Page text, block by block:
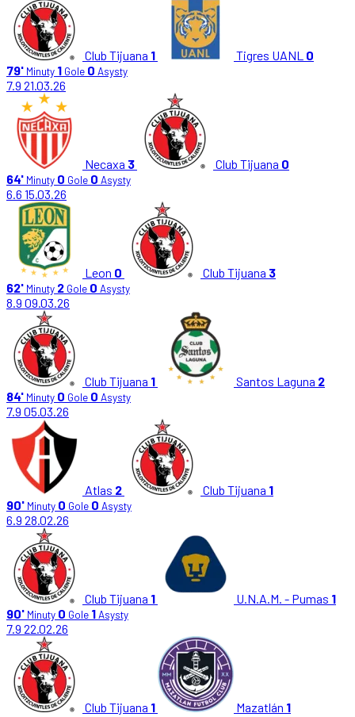
Club Tijuana 1 Tigres UANL 0
79' Minuty 1 Gole 0 Asysty
7.9 21.03.26
Necaxa 3 Club Tijuana 0
64' Minuty 0 Gole 0 Asysty
6.6 15.03.26
Leon 0 Club Tijuana 3
62' Minuty 2 Gole 0 Asysty
8.9 09.03.26
Club Tijuana 1 Santos Laguna 2
84' Minuty 0 Gole 0 Asysty
7.9 05.03.26
Atlas 2 Club Tijuana 1
90' Minuty 0 Gole 0 Asysty
6.9 28.02.26
Club Tijuana 1 U.N.A.M. - Pumas 1
90' Minuty 0 Gole 1Asysty
7.9 22.02.26
Club Tijuana 1 Mazatlán 1